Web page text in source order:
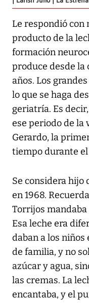
Le respondió con
producto de la
formación
produce desde la
años. Los
lo que se haga
geriatría. Es
ese periodo de la
Gerardo, la
tiempo durante
Se considera hijo
en 1968.
Torrijos mandaba
Esa leche era
daban a los niños
de familia, y no
azúcar y agua,
las cremas. La
encantaba, y el